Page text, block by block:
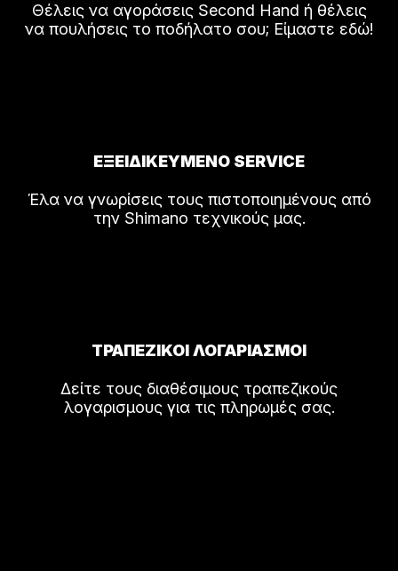
Θέλεις να αγοράσεις Second Hand ή θέλεις
να πουλήσεις το ποδήλατο σου; Είμαστε εδώ!
ΕΞΕΙΔΙΚΕΥΜΕΝΟ SERVICE
Έλα να γνωρίσεις τους πιστοποιημένους από
την Shimano τεχνικούς μας.
ΤΡΑΠΕΖΙΚΟΙ ΛΟΓΑΡΙΑΣΜΟΙ
Δείτε τους διαθέσιμους τραπεζικούς
λογαρισμους για τις πληρωμές σας.